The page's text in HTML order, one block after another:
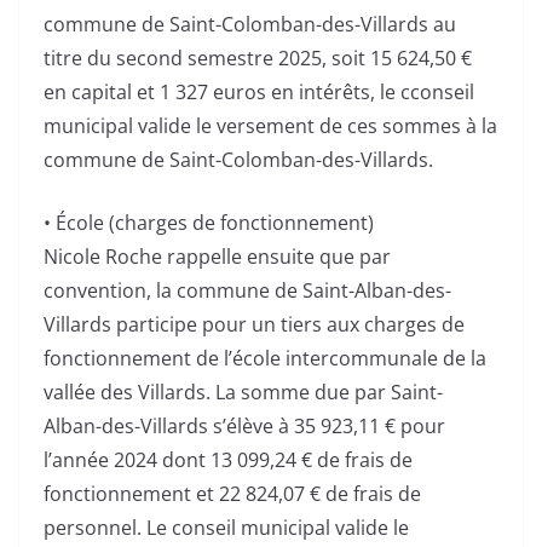
commune de Saint-Colomban-des-Villards au
titre du second semestre 2025, soit 15 624,50 €
en capital et 1 327 euros en intérêts, le cconseil
municipal valide le versement de ces sommes à la
commune de Saint-Colomban-des-Villards.
• École (charges de fonctionnement)
Nicole Roche rappelle ensuite que par
convention, la commune de Saint-Alban-des-
Villards participe pour un tiers aux charges de
fonctionnement de l’école intercommunale de la
vallée des Villards. La somme due par Saint-
Alban-des-Villards s’élève à 35 923,11 € pour
l’année 2024 dont 13 099,24 € de frais de
fonctionnement et 22 824,07 € de frais de
personnel. Le conseil municipal valide le